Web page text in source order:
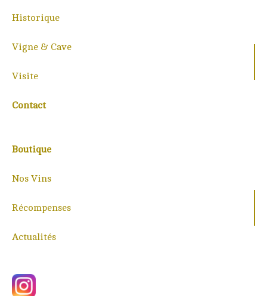
Historique
Vigne & Cave
Visite
Contact
Boutique
Nos Vins
Récompenses
Actualités